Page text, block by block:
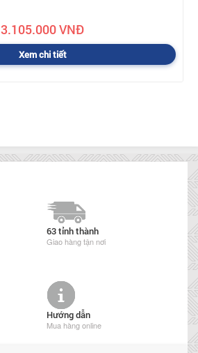
3.105.000 VNĐ
Xem chi tiết
63 tỉnh thành
Giao hàng tận nơi
Hướng dẫn
Mua hàng online